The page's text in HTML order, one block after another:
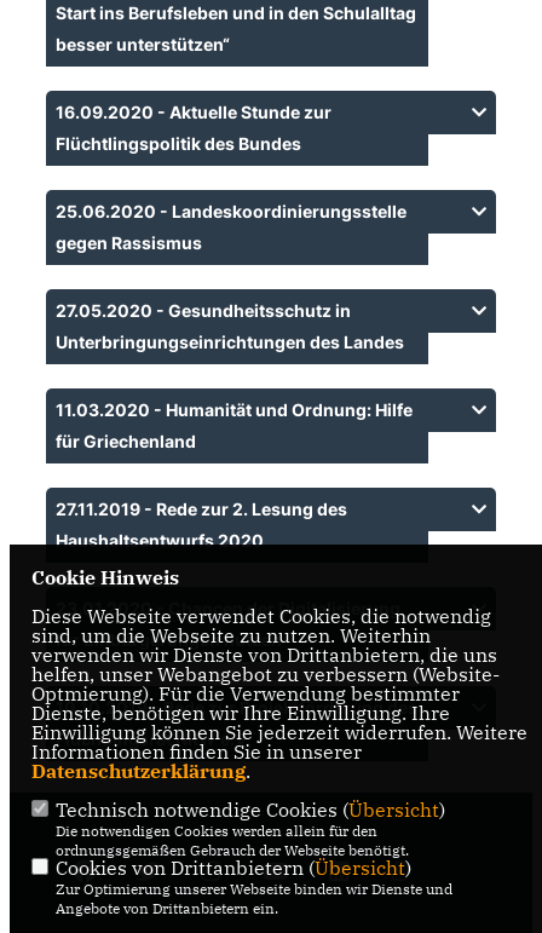
Start ins Berufsleben und in den Schulalltag
besser unterstützen“
16.09.2020 - Aktuelle Stunde zur
Flüchtlingspolitik des Bundes
25.06.2020 - Landeskoordinierungsstelle
gegen Rassismus
27.05.2020 - Gesundheitsschutz in
Unterbringungseinrichtungen des Landes
11.03.2020 - Humanität und Ordnung: Hilfe
für Griechenland
27.11.2019 - Rede zur 2. Lesung des
Haushaltsentwurfs 2020
23.01.2020 - Chancen der Digitalisierung
für Einbürgerungen nutzen
10.10.2019 - Rede zur Projektförderung des
Flüchtlingsrat NRW e.V.
Cookie Hinweis
Diese Webseite verwendet Cookies, die notwendig
sind, um die Webseite zu nutzen. Weiterhin
verwenden wir Dienste von Drittanbietern, die uns
helfen, unser Webangebot zu verbessern (Website-
Optmierung). Für die Verwendung bestimmter
Dienste, benötigen wir Ihre Einwilligung. Ihre
Einwilligung können Sie jederzeit widerrufen. Weitere
Informationen finden Sie in unserer
Datenschutzerklärung.
Technisch notwendige Cookies (Übersicht)
Die notwendigen Cookies werden allein für den
ordnungsgemäßen Gebrauch der Webseite benötigt.
Cookies von Drittanbietern (Übersicht)
Zur Optimierung unserer Webseite binden wir Dienste und
Angebote von Drittanbietern ein.